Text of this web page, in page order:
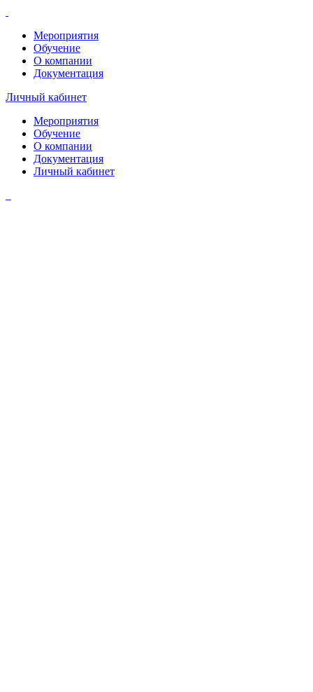
Мероприятия
Обучение
О компании
Документация
Личный кабинет
Мероприятия
Обучение
О компании
Документация
Личный кабинет